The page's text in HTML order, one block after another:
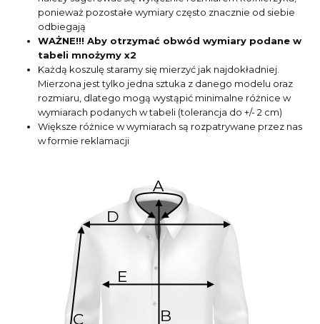
ponieważ pozostałe wymiary często znacznie od siebie
odbiegają
WAŻNE!!! Aby otrzymać obwód wymiary podane w
tabeli mnożymy x2
Każdą koszulę staramy się mierzyć jak najdokładniej.
Mierzona jest tylko jedna sztuka z danego modelu oraz
rozmiaru, dlatego mogą wystąpić minimalne różnice w
wymiarach podanych w tabeli (tolerancja do +/- 2 cm)
Większe różnice w wymiarach są rozpatrywane przez nas
w formie reklamacji